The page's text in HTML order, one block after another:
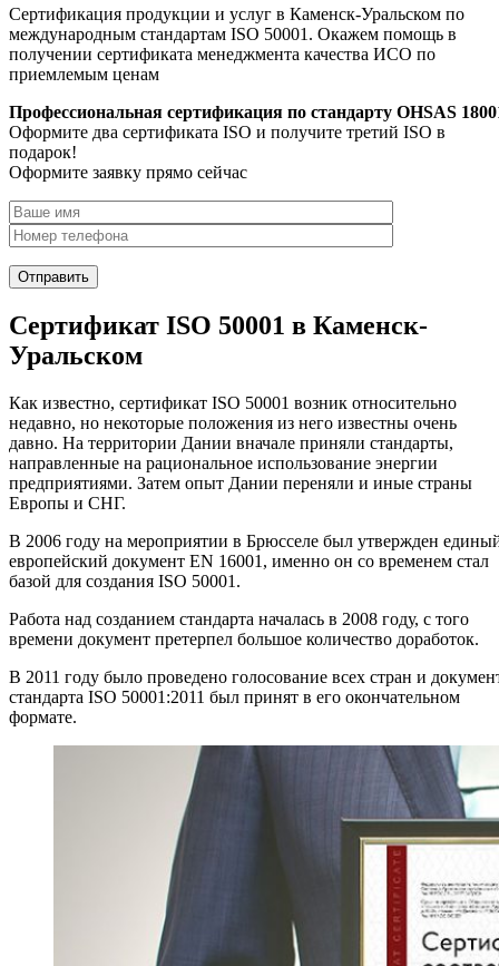
Сертификация продукции и услуг в Каменск-Уральском по
международным стандартам ISO 50001. Окажем помощь в
получении сертификата менеджмента качества ИСО по
приемлемым ценам
Профессиональная сертификация по стандарту OHSAS
Оформите два сертификата ISO и получите третий ISO в
подарок!
Оформите заявку прямо сейчас
Сертификат ISO 50001 в Каменск-
Уральском
Как известно, сертификат ISO 50001 возник относительно
недавно, но некоторые положения из него известны очень
давно. На территории Дании вначале приняли стандарты,
направленные на рациональное использование энергии
предприятиями. Затем опыт Дании переняли и иные страны
Европы и СНГ.
В 2006 году на мероприятии в Брюсселе был утвержден
европейский документ EN 16001, именно он со временем стал
базой для создания ISO 50001.
Работа над созданием стандарта началась в 2008 году, с того
времени документ претерпел большое количество доработок.
В 2011 году было проведено голосование всех стран и
стандарта ISO 50001:2011 был принят в его окончательном
формате.